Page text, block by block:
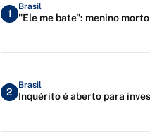
1
Brasil
"Ele me bate": menino
2
Brasil
Inquérito é aberto para